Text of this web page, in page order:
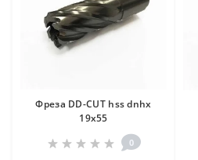
Фреза DD-CUT hss dnhx
19х55
0